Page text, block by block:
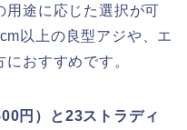
用途に応じた選択が可
以上の良型アジや、エ
おすすめです。
円）と23ストラディ